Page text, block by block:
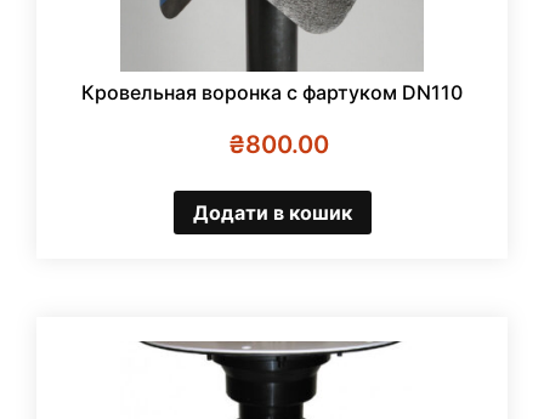
Кровельная воронка с фартуком DN110
₴800.00
Додати в кошик